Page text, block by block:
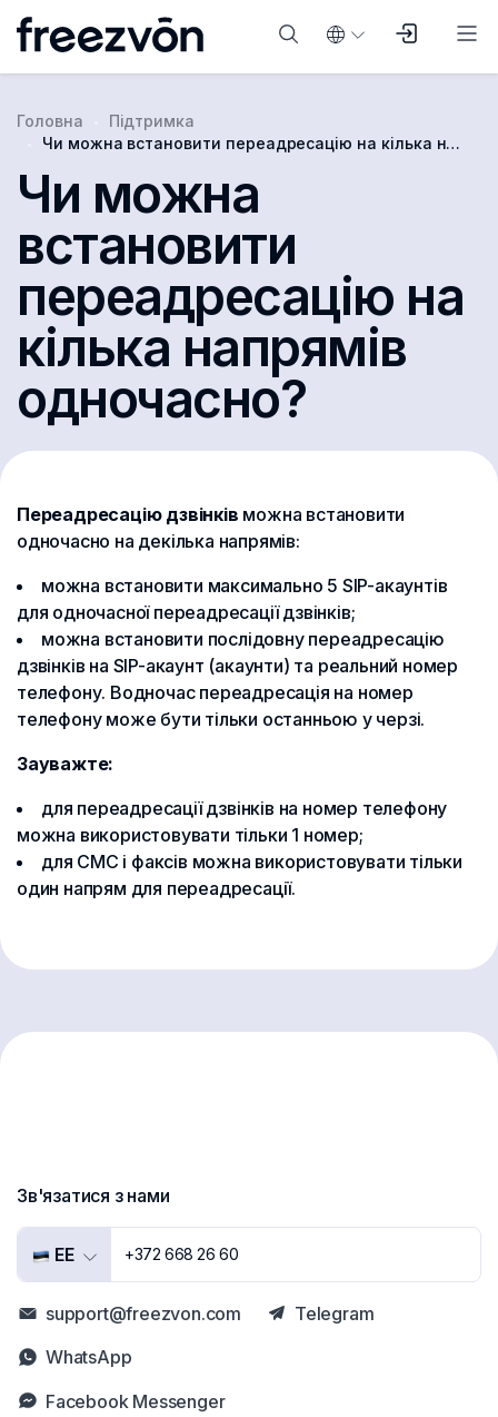
Головна
Підтримка
Чи можна встановити переадресацію на кілька напрямів одночасно?
Чи можна
встановити
переадресацію на
кілька напрямів
одночасно?
Переадресацію дзвінків можна встановити
одночасно на декілька напрямів:
можна встановити максимально 5 SIP-акаунтів
для одночасної переадресації дзвінків;
можна встановити послідовну переадресацію
дзвінків на SIP-акаунт (акаунти) та реальний номер
телефону. Водночас переадресація на номер
телефону може бути тільки останньою у черзі.
Зауважте:
для переадресації дзвінків на номер телефону
можна використовувати тільки 1 номер;
для СМС і факсів можна використовувати тільки
один напрям для переадресації.
Зв'язатися з нами
EE +372 668 26 60
support@freezvon.com
Facebook Messenger
Telegram
WhatsApp